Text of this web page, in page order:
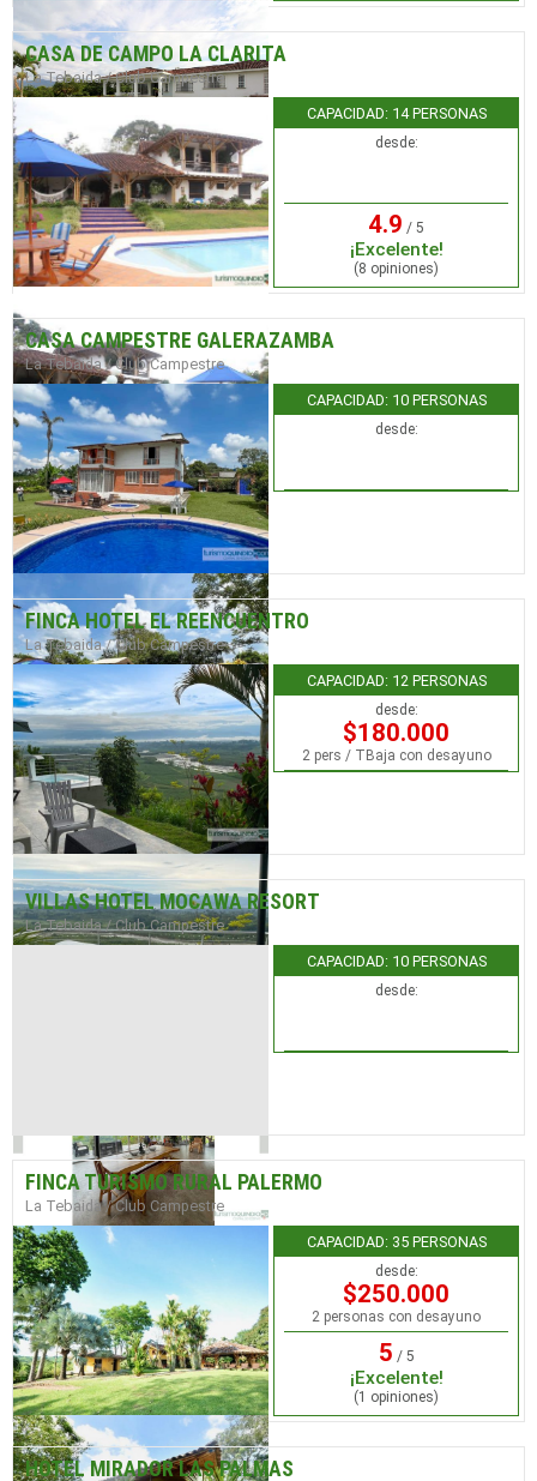
CASA DE CAMPO LA CLARITA
La Tebaida / Club Campestre
CAPACIDAD: 14 PERSONAS
desde:
4.9 / 5
¡Excelente!
(8 opiniones)
CASA CAMPESTRE GALERAZAMBA
La Tebaida / Club Campestre
CAPACIDAD: 10 PERSONAS
desde:
FINCA HOTEL EL REENCUENTRO
La Tebaida / Club Campestre
CAPACIDAD: 12 PERSONAS
desde:
$180.000
2 pers / TBaja con desayuno
VILLAS HOTEL MOCAWA RESORT
La Tebaida / Club Campestre
CAPACIDAD: 10 PERSONAS
desde:
FINCA TURISMO RURAL PALERMO
La Tebaida / Club Campestre
CAPACIDAD: 35 PERSONAS
desde:
$250.000
2 personas con desayuno
5 / 5
¡Excelente!
(1 opiniones)
HOTEL MIRADOR LAS PALMAS